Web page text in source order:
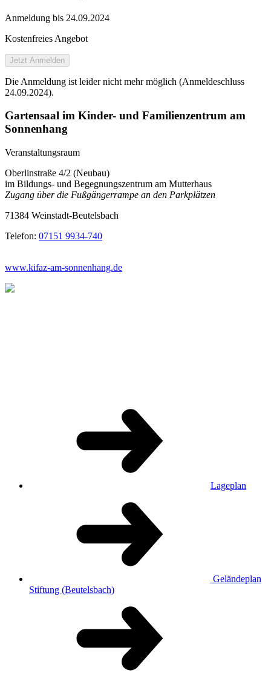
Anmeldung bis 24.09.2024
Kostenfreies Angebot
Jetzt Anmelden
Die Anmeldung ist leider nicht mehr möglich (Anmeldeschluss
24.09.2024).
Gartensaal im Kinder- und Familienzentrum am
Sonnenhang
Veranstaltungsraum
Oberlinstraße 4/2 (Neubau)
im Bildungs- und Begegnungszentrum am Mutterhaus
Zugang über die Fußgängerrampe an den Parkplätzen
71384 Weinstadt-Beutelsbach
Telefon: 07151 9934-740
www.kifaz-am-sonnenhang.de
Lageplan
Geländeplan
Stiftung (Beutelsbach)